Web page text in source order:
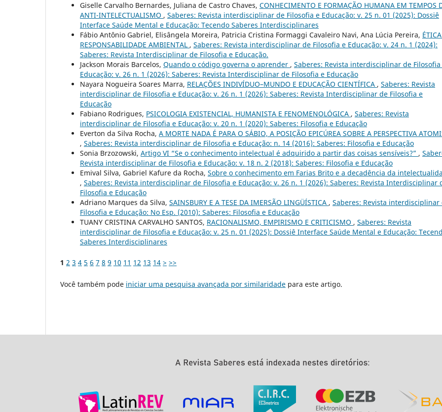
Giselle Carvalho Bernardes, Juliana de Castro Chaves, CONHECIMENTO E FORMAÇÃO HUMANA EM TEMPOS
ANTI-INTELECTUALISMO , Saberes: Revista interdisciplinar de Filosofia e Educação: v. 25 n. 01 (2025): Dossiê
Interface Saúde Mental e Educação: Tecendo Saberes Interdisciplinares
Fábio Antônio Gabriel, Elisângela Moreira, Patricia Cristina Formaggi Cavaleiro Navi, Ana Lúcia Pereira,
RESPONSABILIDADE AMBIENTAL , Saberes: Revista interdisciplinar de Filosofia e Educação: v. 24 n. 1 (2024):
Saberes: Revista Interdisciplinar de Filosofia e Educação.
Jackson Morais Barcelos, Quando o código governa o aprender , Saberes: Revista interdisciplinar de Filosofia
Educação: v. 26 n. 1 (2026): Saberes: Revista Interdisciplinar de Filosofia e Educação
Nayara Nogueira Soares Marra, RELAÇÕES INDIVÍDUO–MUNDO E EDUCAÇÃO CIENTÍFICA , Saberes: Revista
interdisciplinar de Filosofia e Educação: v. 26 n. 1 (2026): Saberes: Revista Interdisciplinar de Filosofia e
Educação
Fabiano Rodrigues, PSICOLOGIA EXISTENCIAL, HUMANISTA E FENOMENOLÓGICA , Saberes: Revista
interdisciplinar de Filosofia e Educação: v. 20 n. 1 (2020): Saberes: Filosofia e Educação
Everton da Silva Rocha, A MORTE NADA É PARA O SÁBIO, A POSIÇÃO EPICÚREA SOBRE A PERSPECTIVA
, Saberes: Revista interdisciplinar de Filosofia e Educação: n. 14 (2016): Saberes: Filosofia e Educação
Sonia Brzozowski, Artigo VI “Se o conhecimento intelectual é adquirido a partir das coisas sensíveis?” ,
Revista interdisciplinar de Filosofia e Educação: v. 18 n. 2 (2018): Saberes: Filosofia e Educação
Emival Silva, Gabriel Kafure da Rocha, Sobre o conhecimento em Farias Brito e a decadência da
, Saberes: Revista interdisciplinar de Filosofia e Educação: v. 26 n. 1 (2026): Saberes: Revista Interdisciplinar
Filosofia e Educação
Adriano Marques da Silva, SAINSBURY E A TESE DA IMERSÃO LINGÜÍSTICA , Saberes: Revista interdisciplinar
Filosofia e Educação: No Esp. (2010): Saberes: Filosofia e Educação
TUANY CRISTINA CARVALHO SANTOS, RACIONALISMO, EMPIRISMO E CRITICISMO , Saberes: Revista
interdisciplinar de Filosofia e Educação: v. 25 n. 01 (2025): Dossiê Interface Saúde Mental e Educação:
Saberes Interdisciplinares
1 2 3 4 5 6 7 8 9 10 11 12 13 14 > >>
Você também pode iniciar uma pesquisa avançada por similaridade para este artigo.